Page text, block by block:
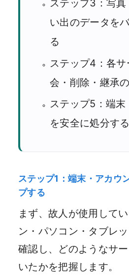
ステップ3：写
い出のデータを
る
ステップ4：各サ
会・削除・継承
ステップ5：端末
を安全に処分する
ステップ1：端末・アカウ
プする
まず、故人が使用して
ン・パソコン・タブレ
確認し、どのようなサ
いたかを把握します。